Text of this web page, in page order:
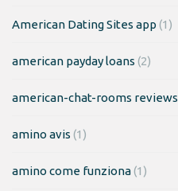
American Dating Sites app (1)
american payday loans (2)
american-chat-rooms reviews
amino avis (1)
amino come funziona(1)